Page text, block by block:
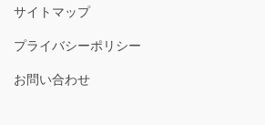
サイトマップ
プライバシーポリシー
お問い合わせ